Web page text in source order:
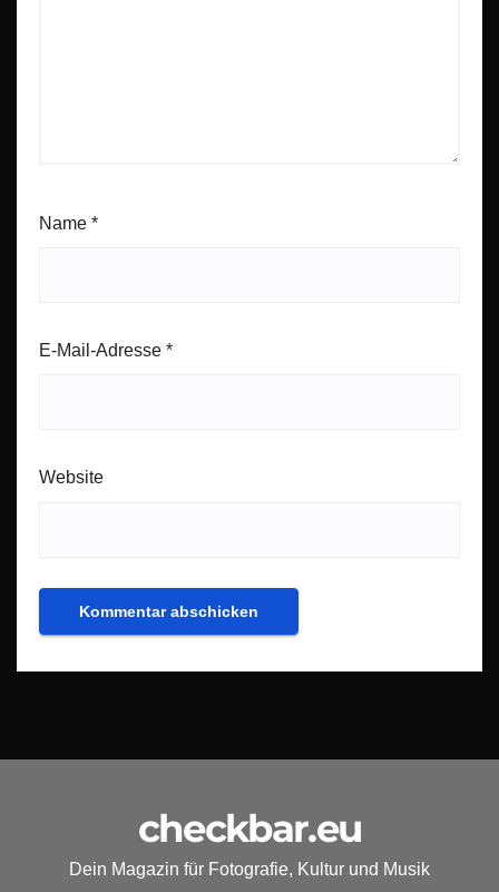
Name *
E-Mail-Adresse *
Website
checkbar.eu
Dein Magazin für Fotografie, Kultur und Musik